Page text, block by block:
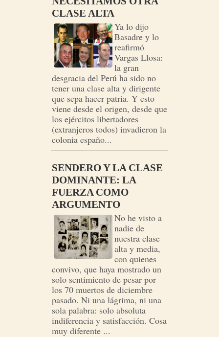
CLASE ALTA
Ya lo dijo
Basadre y lo
reafirmó
Vargas Llosa:
la gran
desgracia del Perú ha sido no
tener una clase alta y dirigente
que sepa hacer patria. Y esto
viene desde el origen, desde que
los ejércitos libertadores
(extranjeros todos) invadieron la
colonia españo...
SENDERO Y LA CLASE
DOMINANTE: LA
FUERZA COMO
ARGUMENTO
No he visto a
nadie de
nuestra clase
alta y media,
con quienes
convivo, que haya mostrado un
solo sentimiento de pesar por
los 70 muertos de diciembre
pasado. Ni una lágrima, ni una
sola palabra: solo absoluta
indiferencia y satisfacción. Cosa
muy diferente ...